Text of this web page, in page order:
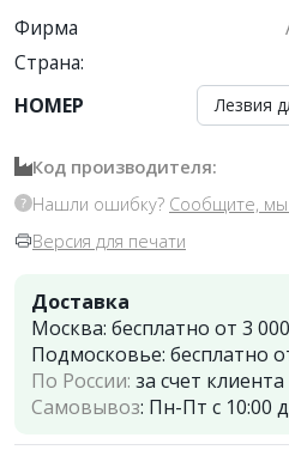
Фирма
Страна:
НОМЕР
Лезвия
Код производителя:
Нашли ошибку? Сообщите,
Версия для печати
Доставка
Москва: бесплатно от 3
Подмосковье: бесплатно
По России: за счет клиента
Самовывоз: Пн-Пт с 10:00